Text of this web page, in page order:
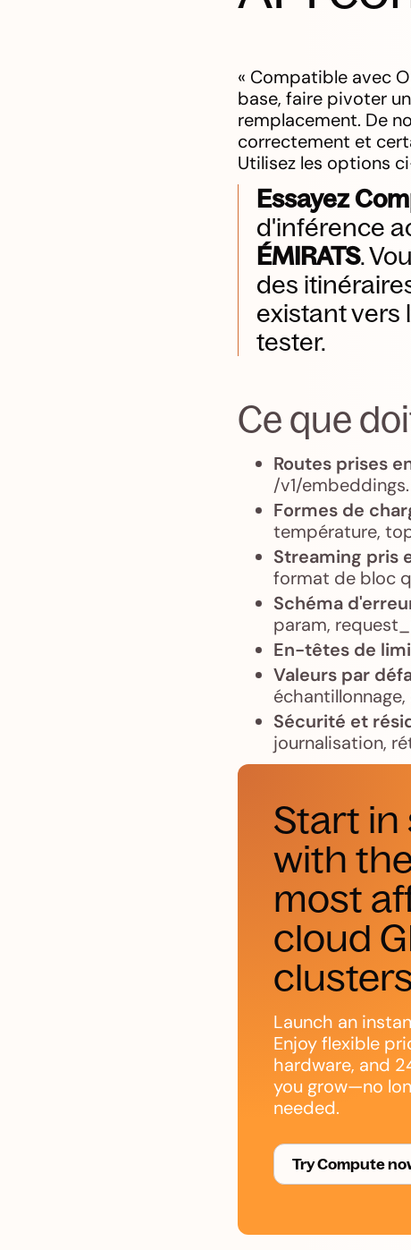
« Compatible avec
base, faire pivoter
remplacement. De
correctement et
Utilisez les options
Essayez
d'inférence
ÉMIRATS.
des
existant vers
tester.
Ce que
Routes prises
/v1/embeddings.
Formes de
température,
Streaming pris
format de bloc
Schéma
param,
En-têtes de
Valeurs par
Sécurité et
journalisation,
Start in
with
most
cloud
Launch an
Enjoy flexible
hardware, and
you grow—no
needed.
Try Compute